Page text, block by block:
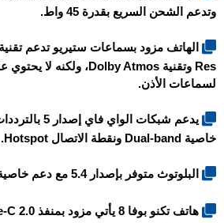
وتدعم الشحن السريع بقدرة 45 واط.
لسماعات الأذن.
خاصية Dual-band ونقطة الاتصال Hotspot.
البلوتوث متوفر بإصدار 5.4 مع دعم خاصية LE وA2DP.
هاتفتكنو بوفا 8